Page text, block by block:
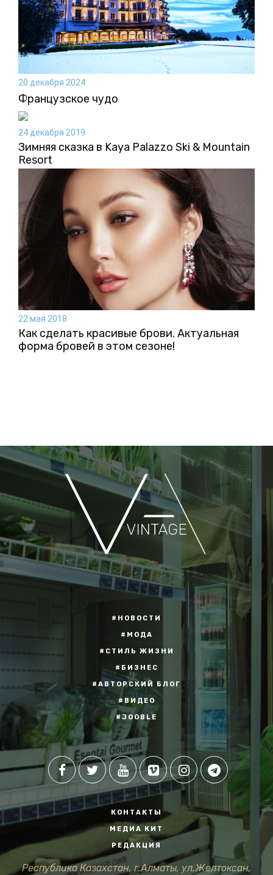
20 декабря 2024
Французское чудо
24 декабря 2019
Зимняя сказка в Kaya Palazzo Ski & Mountain
Resort
22 мая 2018
Как сделать красивые брови. Актуальная
форма бровей в этом сезоне!
#НОВОСТИ
#МОДА
#СТИЛЬ ЖИЗНИ
#БИЗНЕС
#АВТОРСКИЙ БЛОГ
#ВИДЕО
#JOOBLE
КОНТАКТЫ
МЕДИА КИТ
РЕДАКЦИЯ
Республика Казахстан, г.Алматы, ул.Желтоксан,